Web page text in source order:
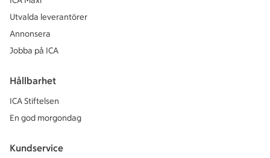
Utvalda leverantörer
Annonsera
Jobba på ICA
Hållbarhet
ICA Stiftelsen
En god morgondag
Kundservice